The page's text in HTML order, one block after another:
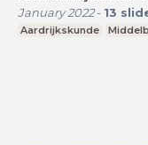
January 2022- 13
Aardrijkskunde